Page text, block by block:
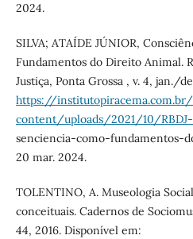
2024.
SILVA; ATAÍDE JÚNIOR,
Fundamentos do Direito Animal.
Justiça, Ponta Grossa , v. 4, jan./
https://
content/uploads/2021/10/RBDJ-
senciencia-como-fundamentos-
20 mar. 2024.
TOLENTINO, A. Museologia
conceituais. Cadernos de
44, 2016. Disponível em: